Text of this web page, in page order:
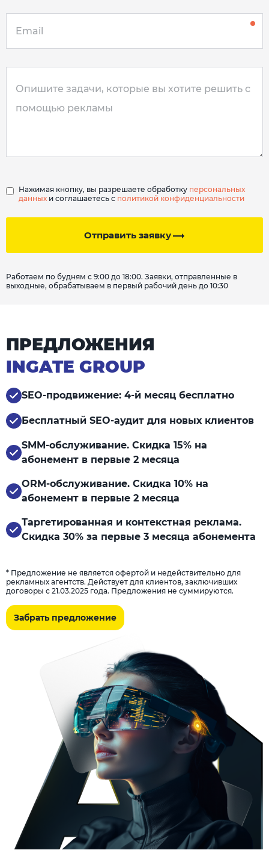
Отправить заявку
Нажимая кнопку, вы разрешаете обработку персональных
данных и соглашаетесь с политикой конфиденциальности
Работаем по будням с 9:00 до 18:00. Заявки, отправленные в
выходные, обрабатываем в первый рабочий день до 10:30
ПРЕДЛОЖЕНИЯ
INGATE GROUP
SEO-продвижение: 4-й месяц бесплатно
Бесплатный SEO-аудит для новых клиентов
SMM-обслуживание. Скидка 15% на
абонемент в первые 2 месяца
ORM-обслуживание. Скидка 10% на
абонемент в первые 2 месяца
Таргетированная и контекстная реклама.
Скидка 30% за первые 3 месяца абонемента
* Предложение не является офертой и недействительно для
рекламных агентств. Действует для клиентов, заключивших
договоры с 21.03.2025 года. Предложения не суммируются.
Забрать предложение